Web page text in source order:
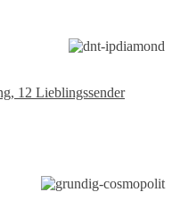
12 Lieblingssender